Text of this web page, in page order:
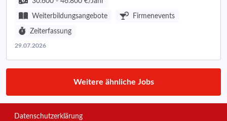
Weiterbildungsangebote Firmenevents
Zeiterfassung
29.07.2026
Weitere ähnliche Jobs
Datenschutzerklärung